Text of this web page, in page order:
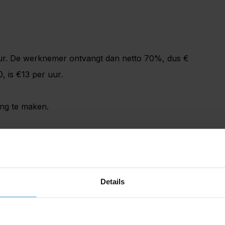
Details
De werknemer ontvangt dan netto 70%, dus €
is €13 per uur.
te maken.
kost veel tijd en administratiedruk.
in de Kluwer’s Ondernemers Zakenwegwijzer
kunt u raadplegen via